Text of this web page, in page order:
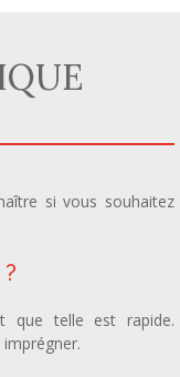
si vous souhaitez
que telle est rapide.